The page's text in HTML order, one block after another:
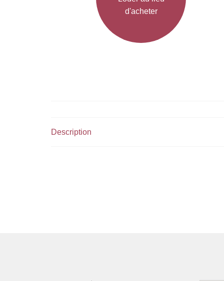
d'acheter
Description